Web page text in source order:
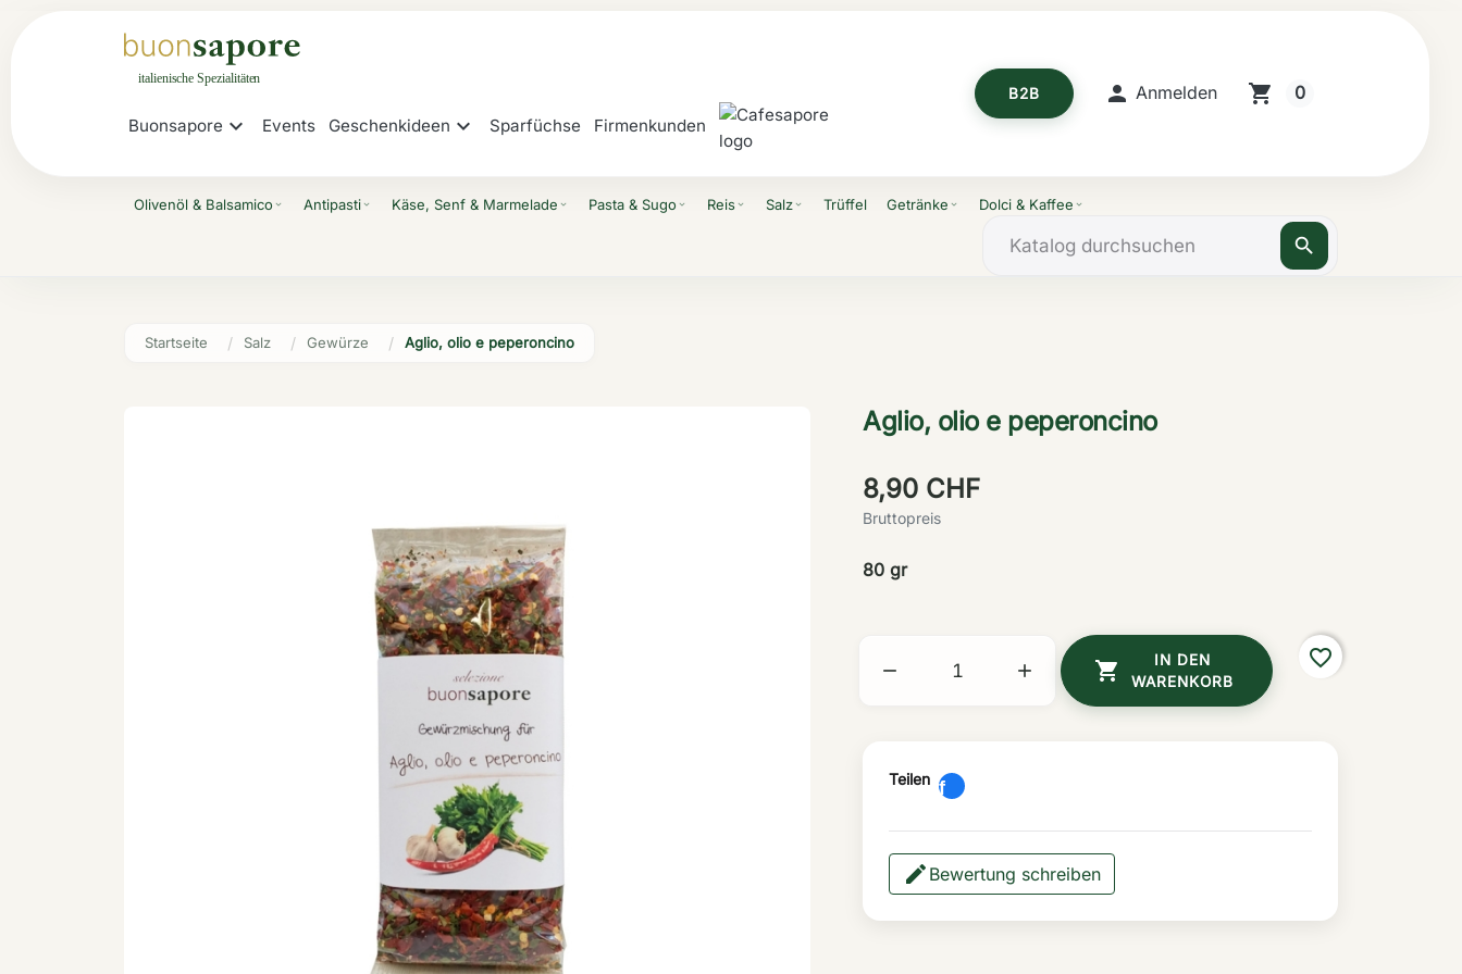
Buonsapore expand_more Events Geschenkideen expand_more Sparfüchse Firmenkunden
B2B  Anmelden shopping_cart 0
Olivenöl & Balsamico expand_more Antipasti expand_more Käse, Senf & Marmelade expand_more Pasta & Sugo expand_more Reis expand_more Salz expand_more Trüffel Getränke expand_more Dolci & Kaffee expand_more
search
Startseite Salz Gewürze Aglio, olio e peperoncino
Aglio, olio e peperoncino
8,90 CHF
Bruttopreis
80 gr
  
IN DEN
WARENKORB
favorite_border
Teilen
Bewertung schreiben